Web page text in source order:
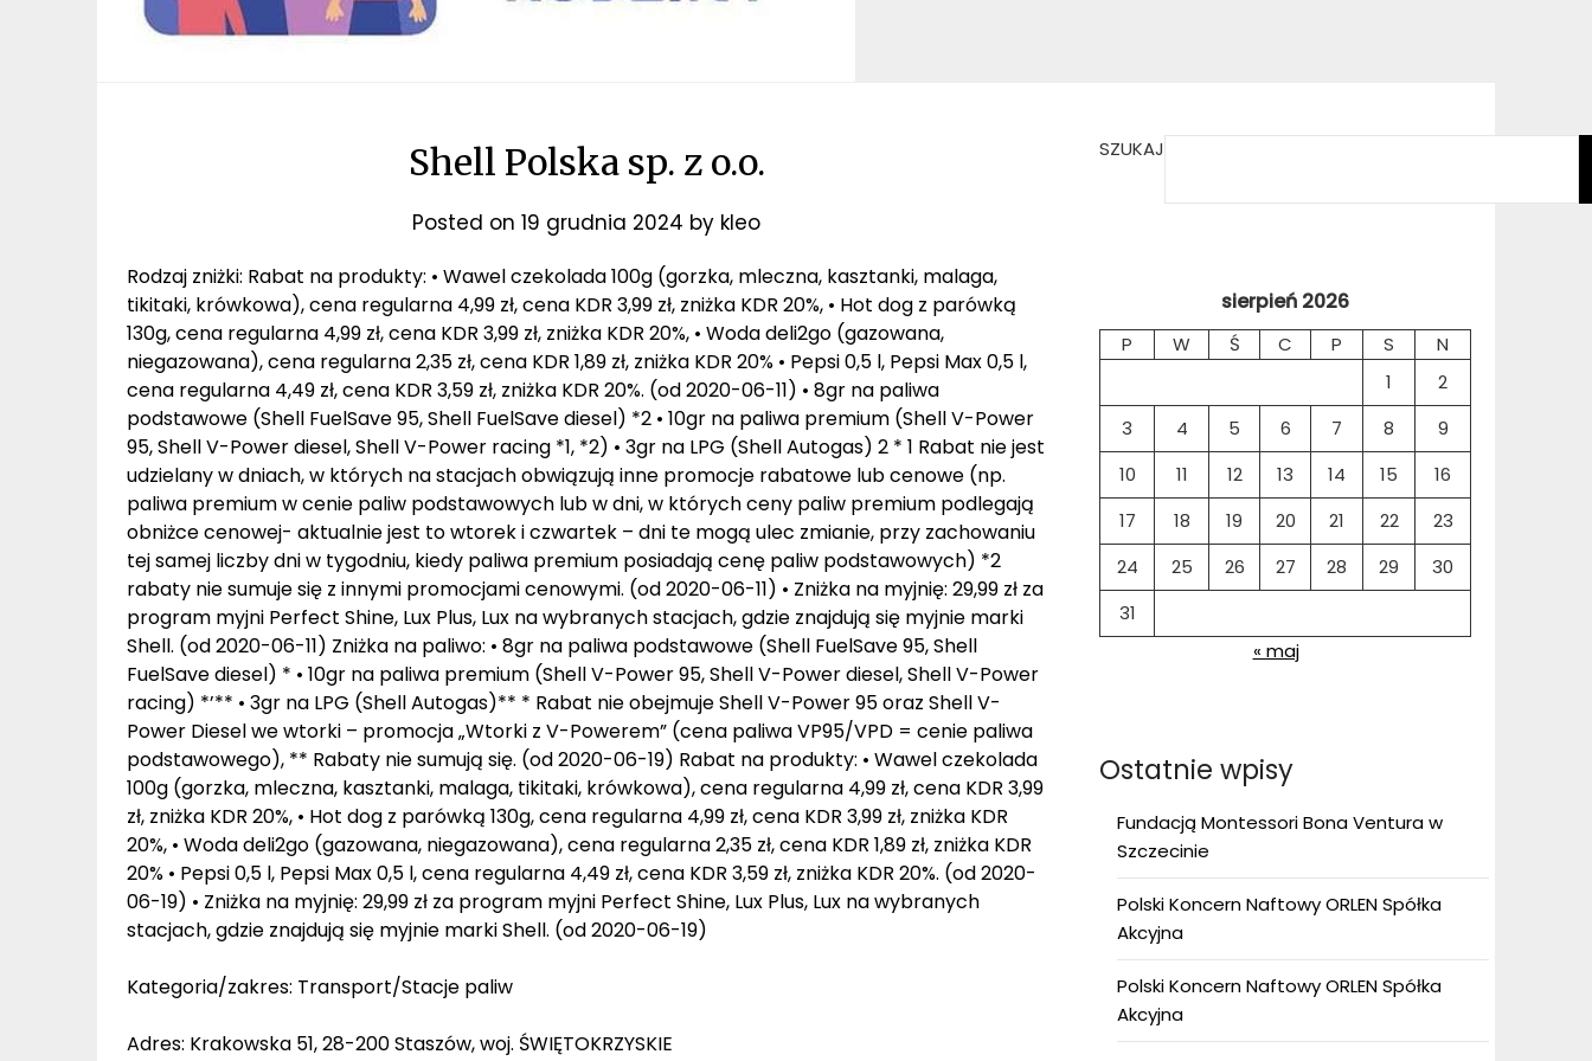
Shell Polska sp. z o.o.
Posted on 19 grudnia 2024 by kleo
Rodzaj zniżki: Rabat na produkty: • Wawel czekolada 100g (gorzka, mleczna, kasztanki, malaga,
tikitaki, krówkowa), cena regularna 4,99 zł, cena KDR 3,99 zł, zniżka KDR 20%, • Hot dog z parówką
130g, cena regularna 4,99 zł, cena KDR 3,99 zł, zniżka KDR 20%, • Woda deli2go (gazowana,
niegazowana), cena regularna 2,35 zł, cena KDR 1,89 zł, zniżka KDR 20% • Pepsi 0,5 l, Pepsi Max 0,5 l,
cena regularna 4,49 zł, cena KDR 3,59 zł, zniżka KDR 20%. (od 2020-06-11) • 8gr na paliwa
podstawowe (Shell FuelSave 95, Shell FuelSave diesel) *2 • 10gr na paliwa premium (Shell V-Power
95, Shell V-Power diesel, Shell V-Power racing *1, *2) • 3gr na LPG (Shell Autogas) 2 * 1 Rabat nie jest
udzielany w dniach, w których na stacjach obwiązują inne promocje rabatowe lub cenowe (np.
paliwa premium w cenie paliw podstawowych lub w dni, w których ceny paliw premium podlegają
obniżce cenowej- aktualnie jest to wtorek i czwartek – dni te mogą ulec zmianie, przy zachowaniu
tej samej liczby dni w tygodniu, kiedy paliwa premium posiadają cenę paliw podstawowych) *2
rabaty nie sumuje się z innymi promocjami cenowymi. (od 2020-06-11) • Zniżka na myjnię: 29,99 zł za
program myjni Perfect Shine, Lux Plus, Lux na wybranych stacjach, gdzie znajdują się myjnie marki
Shell. (od 2020-06-11) Zniżka na paliwo: • 8gr na paliwa podstawowe (Shell FuelSave 95, Shell
FuelSave diesel) * • 10gr na paliwa premium (Shell V-Power 95, Shell V-Power diesel, Shell V-Power
racing) *’** • 3gr na LPG (Shell Autogas)** * Rabat nie obejmuje Shell V-Power 95 oraz Shell V-
Power Diesel we wtorki – promocja „Wtorki z V-Powerem” (cena paliwa VP95/VPD = cenie paliwa
podstawowego), ** Rabaty nie sumują się. (od 2020-06-19) Rabat na produkty: • Wawel czekolada
100g (gorzka, mleczna, kasztanki, malaga, tikitaki, krówkowa), cena regularna 4,99 zł, cena KDR 3,99
zł, zniżka KDR 20%, • Hot dog z parówką 130g, cena regularna 4,99 zł, cena KDR 3,99 zł, zniżka KDR
20%, • Woda deli2go (gazowana, niegazowana), cena regularna 2,35 zł, cena KDR 1,89 zł, zniżka KDR
20% • Pepsi 0,5 l, Pepsi Max 0,5 l, cena regularna 4,49 zł, cena KDR 3,59 zł, zniżka KDR 20%. (od 2020-
06-19) • Zniżka na myjnię: 29,99 zł za program myjni Perfect Shine, Lux Plus, Lux na wybranych
stacjach, gdzie znajdują się myjnie marki Shell. (od 2020-06-19)
Kategoria/zakres: Transport/Stacje paliw
Adres: Krakowska 51, 28-200 Staszów, woj. ŚWIĘTOKRZYSKIE
SZUKAJ
sierpień 2026
P W Ś C P S
N
1
2
3
4 5 6 7 8
9
10
11 12 13 14 15
16
17
18 19 20 21 22
23
24
25 26 27 28 29
30
31
« maj
Ostatnie wpisy
Fundacją Montessori Bona Ventura w
Szczecinie
Polski Koncern Naftowy ORLEN Spółka
Akcyjna
Polski Koncern Naftowy ORLEN Spółka
Akcyjna